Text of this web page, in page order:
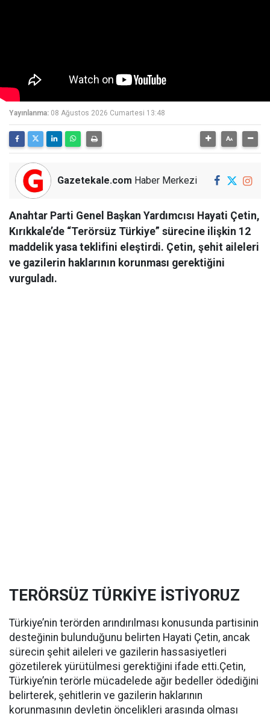
Yayınlanma: 08 Ağustos 2026 Cumartesi 13:48
Gazetekale.com Haber Merkezi
Anahtar Parti Genel Başkan Yardımcısı Hayati Çetin,
Kırıkkale’de “Terörsüz Türkiye” sürecine ilişkin 12
maddelik yasa teklifini eleştirdi. Çetin, şehit aileleri
ve gazilerin haklarının korunması gerektiğini
vurguladı.
TERÖRSÜZ TÜRKİYE İSTİYORUZ
Türkiye’nin terörden arındırılması konusunda partisinin
desteğinin bulunduğunu belirten Hayati Çetin, ancak
sürecin şehit aileleri ve gazilerin hassasiyetleri
gözetilerek yürütülmesi gerektiğini ifade etti.Çetin,
Türkiye’nin terörle mücadelede ağır bedeller ödediğini
belirterek, şehitlerin ve gazilerin haklarının
korunmasının devletin öncelikleri arasında olması